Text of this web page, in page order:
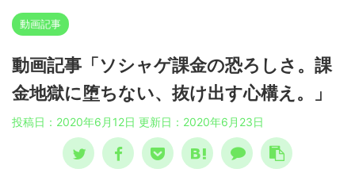
動画記事
動画記事「ソシャゲ課金の恐ろしさ。課
金地獄に堕ちない、抜け出す心構え。」
投稿日：2020年6月12日 更新日： 2020年6月23日